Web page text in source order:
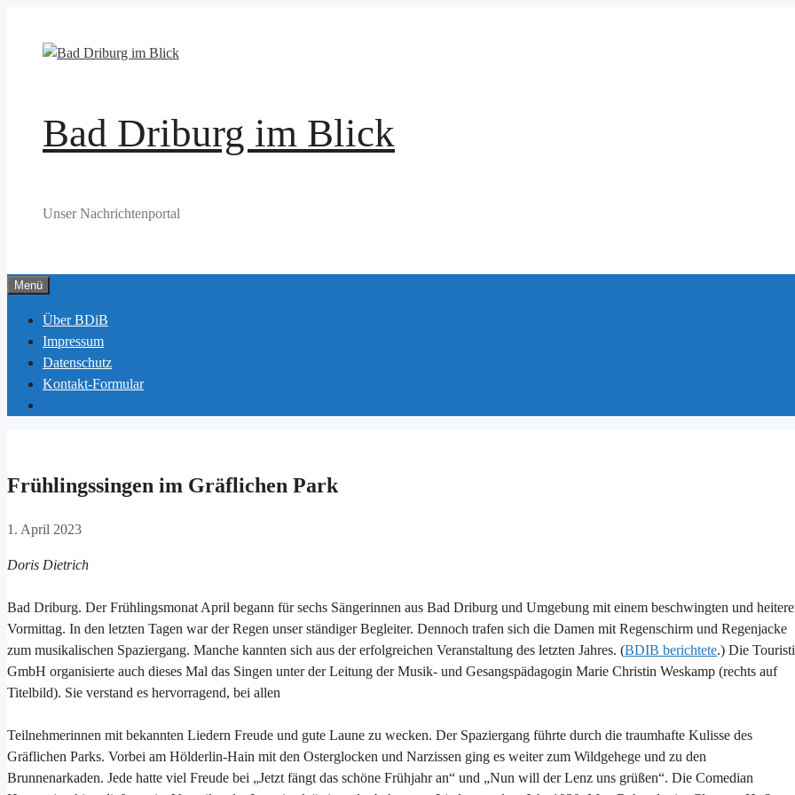
springen
Bad Driburg im Blick
Unser Nachrichtenportal
Menü
Über BDiB
Impressum
Datenschutz
Kontakt-Formular
Frühlingssingen im Gräflichen Park
1. April 2023
Doris Dietrich
Bad Driburg. Der Frühlingsmonat April begann für sechs Sängerinnen aus Bad Driburg und Umgebung mit einem beschwingten und
Vormittag. In den letzten Tagen war der Regen unser ständiger Begleiter. Dennoch trafen sich die Damen mit Regenschirm und Regenjacke
zum musikalischen Spaziergang. Manche kannten sich aus der erfolgreichen Veranstaltung des letzten Jahres. (BDIB berichtete.) Die
GmbH organisierte auch dieses Mal das Singen unter der Leitung der Musik- und Gesangspädagogin Marie Christin Weskamp (rechts auf
Titelbild). Sie verstand es hervorragend, bei allen
Teilnehmerinnen mit bekannten Liedern Freude und gute Laune zu wecken. Der Spaziergang führte durch die traumhafte Kulisse des
Gräflichen Parks. Vorbei am Hölderlin-Hain mit den Osterglocken und Narzissen ging es weiter zum Wildgehege und zu den
Brunnenarkaden. Jede hatte viel Freude bei „Jetzt fängt das schöne Frühjahr an“ und „Nun will der Lenz uns grüßen“. Die Comedian